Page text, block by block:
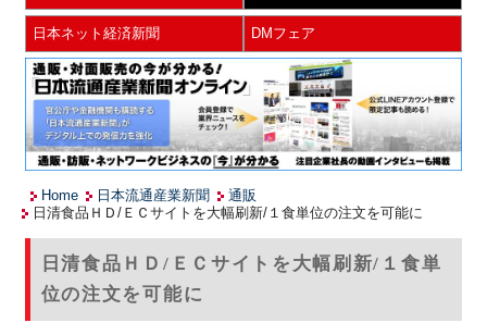
日本ネット経済新聞 DMフェア
Home 日本流通産業新聞
通販
日清食品ＨＤ/ＥＣサイトを大幅刷新/１食単位の注文を可能に
日清食品ＨＤ/ＥＣサイトを大幅刷新/１食単
位の注文を可能に